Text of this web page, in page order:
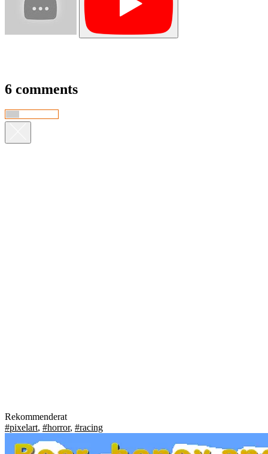
6 comments
Rekommenderat
#pixelart, #horror, #racing